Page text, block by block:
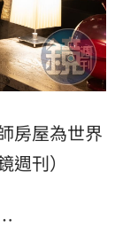
房屋為世界
刊）